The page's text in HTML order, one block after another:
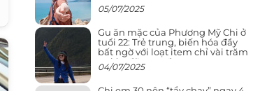
05/07/2025
Gu ăn mặc của Phương Mỹ Chi ở
tuổi 22: Trẻ trung, biến hóa đầy
bất ngờ với loạt item chỉ vài trăm
nghìn đã mua được
04/07/2025